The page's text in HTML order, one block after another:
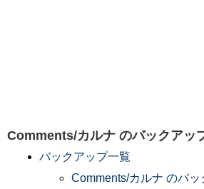
Comments/カルナ のバックアッ
バックアップ一覧
Comments/カルナ のバ